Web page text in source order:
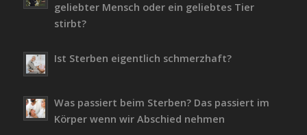
geliebter Mensch oder ein geliebtes Tier
stirbt?
Ist Sterben eigentlich schmerzhaft?
Was passiert beim Sterben? Das passiert im
Körper wenn wir Abschied nehmen